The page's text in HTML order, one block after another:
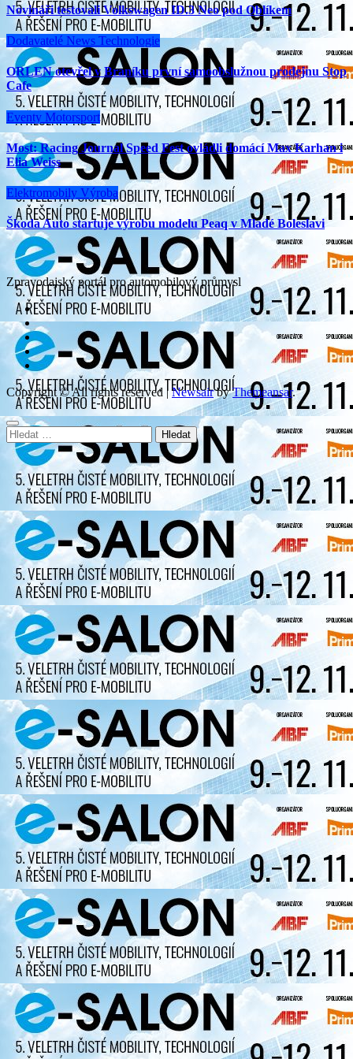
Novináři testovali Volkswagen ID.3 Neo pod Oblíkem
Dodavatelé News Technologie
ORLEN otevřel v Braníku první samoobslužnou prodejnu Stop
Cafe
Eventy Motorsport
Most: Racing Journal Speed Fest ovládli domácí Max Karhan i
Elia Weiss
Elektromobily Výroba
Škoda Auto startuje výrobu modelu Peaq v Mladé Boleslavi
Zpravodajský portál pro automobilový průmysl
Copyright © All rights reserved | NewsairbyThemeansar.
Vyhledávání